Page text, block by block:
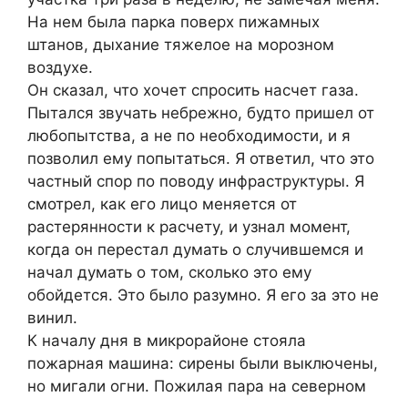
На нем была парка поверх пижамных
штанов, дыхание тяжелое на морозном
воздухе.
Он сказал, что хочет спросить насчет газа.
Пытался звучать небрежно, будто пришел от
любопытства, а не по необходимости, и я
позволил ему попытаться. Я ответил, что это
частный спор по поводу инфраструктуры. Я
смотрел, как его лицо меняется от
растерянности к расчету, и узнал момент,
когда он перестал думать о случившемся и
начал думать о том, сколько это ему
обойдется. Это было разумно. Я его за это не
винил.
К началу дня в микрорайоне стояла
пожарная машина: сирены были выключены,
но мигали огни. Пожилая пара на северном